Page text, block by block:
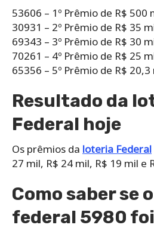
53606 – 1º Prêmio de R$ 500
30931 – 2º Prêmio de R$ 35
69343 – 3º Prêmio de R$ 30
70261 – 4º Prêmio de R$ 25
65356 – 5º Prêmio de R$ 20,3
Resultado da
Federal hoje
Os prêmios da loteria Federal
27 mil, R$ 24 mil, R$ 19 mil e
Como saber se
federal 5980